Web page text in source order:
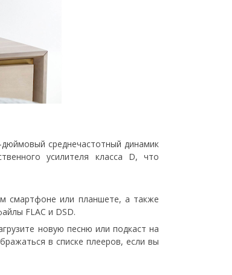
среднечастотный динамик
усилителя класса D, что
смартфоне или планшете, а также
FLAC и DSD.
новую песню или подкаст на
в списке плееров, если вы